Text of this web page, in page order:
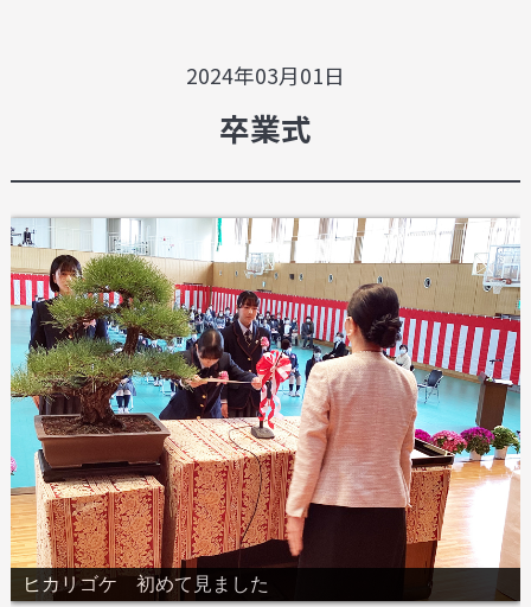
2024年03月01日
卒業式
ヒカリゴケ 初めて見ました